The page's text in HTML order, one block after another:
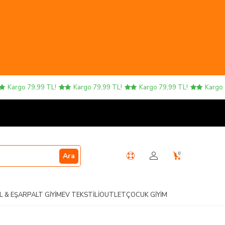
79,99 TL! Kargo 79,99 TL! Kargo 79,99 TL! Kargo
Ara 0
& EŞARPALT GIYIMEV TEKSTILIOUTLETÇOCUK GIYIM